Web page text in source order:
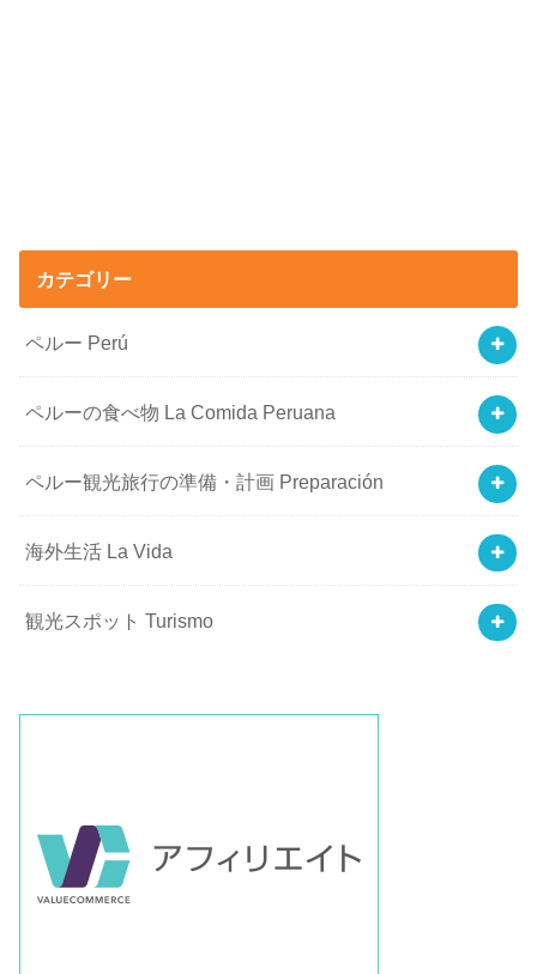
カテゴリー
ペルー Perú
ペルーの食べ物 La Comida Peruana
ペルー観光旅行の準備・計画 Preparación
海外生活 La Vida
観光スポット Turismo